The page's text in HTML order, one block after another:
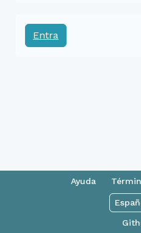
Entra
Ayuda